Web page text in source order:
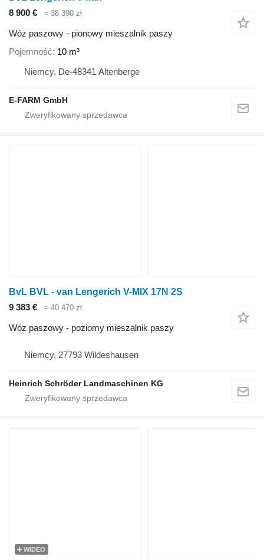
8 900 €
≈ 38 390 zł
Wóz paszowy - pionowy mieszalnik paszy
Pojemność 10 m³
Niemcy, De-48341 Altenberge
E-FARM GmbH
BvL BVL - van Lengerich V-MIX 17N 2S
9 383 €
≈ 40 470 zł
Wóz paszowy - poziomy mieszalnik paszy
Niemcy, 27793 Wildeshausen
Heinrich Schröder Landmaschinen KG
WIDEO